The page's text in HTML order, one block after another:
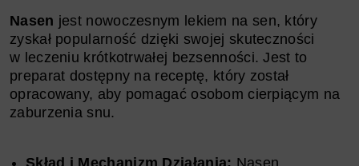
Nasen jest nowoczesnym lekiem na sen, który
zyskał popularność dzięki swojej skuteczności
w leczeniu krótkotrwałej bezsenności. Jest to
preparat dostępny na receptę, który został
opracowany, aby pomagać osobom cierpiącym na
zaburzenia snu.
Skład i Mechanizm Działania: Nasen,